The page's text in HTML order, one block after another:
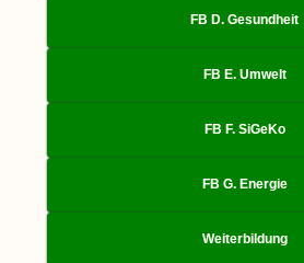
FB D. Gesundheit
FB E. Umwelt
FB F. SiGeKo
FB G. Energie
Weiterbildung